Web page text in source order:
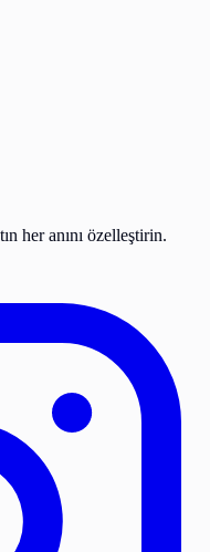
her anını özelleştirin.